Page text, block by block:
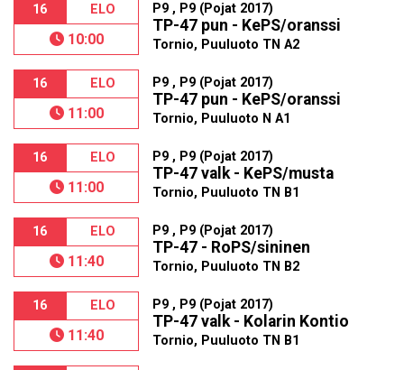
16 ELO
10:00
P9 , P9 (Pojat 2017)
TP-47 pun - KePS/oranssi
Tornio, Puuluoto TN A2
16 ELO
11:00
P9 , P9 (Pojat 2017)
TP-47 pun - KePS/oranssi
Tornio, Puuluoto N A1
16 ELO
11:00
P9 , P9 (Pojat 2017)
TP-47 valk - KePS/musta
Tornio, Puuluoto TN B1
16 ELO
11:40
P9 , P9 (Pojat 2017)
TP-47 - RoPS/sininen
Tornio, Puuluoto TN B2
16 ELO
11:40
P9 , P9 (Pojat 2017)
TP-47 valk - Kolarin Kontio
Tornio, Puuluoto TN B1